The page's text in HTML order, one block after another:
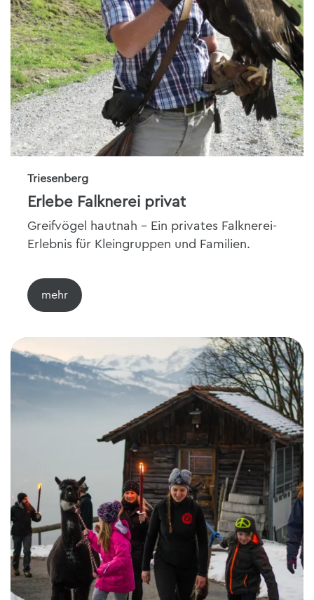
Triesenberg
Erlebe Falknerei privat
Greifvögel hautnah – Ein privates Falknerei-
Erlebnis für Kleingruppen und Familien.